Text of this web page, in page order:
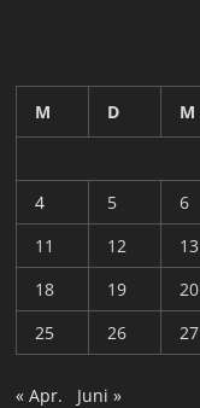
M
D M
4
5 6
11
12 13
18
19 20
25
26 27
« Apr. Juni »